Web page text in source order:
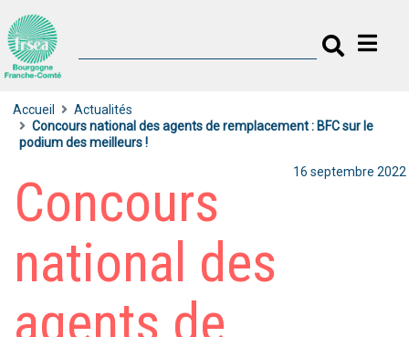
Accueil
Actualités
Concours national des agents de remplacement : BFC sur le
podium des meilleurs !
Concours
national des
agents de
16 septembre 2022